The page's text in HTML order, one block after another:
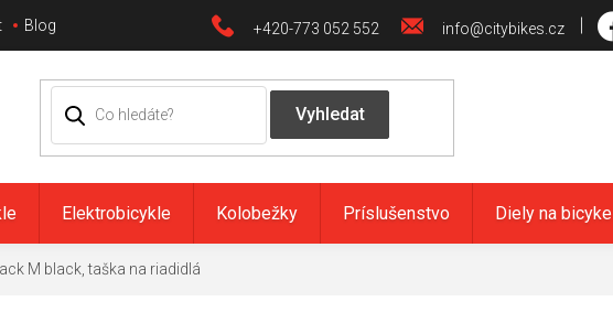
+420-773 052 552 info@citybikes.cz
Blog
Elektrobicykle Kolobežky Príslušenstvo Diely na bicykel
M black, taška na riadidlá